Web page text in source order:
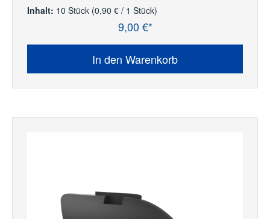
Inhalt: 10 Stück (0,90 € / 1 Stück)
9,00 €*
In den Warenkorb